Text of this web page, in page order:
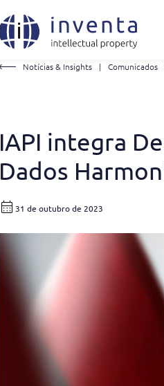
Notícias & Insights | Comunicados
IAPI integra
Dados
31 de outubro de 2023